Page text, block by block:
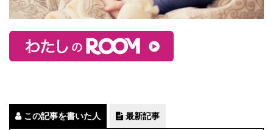
この記事を書いた人 最新記事